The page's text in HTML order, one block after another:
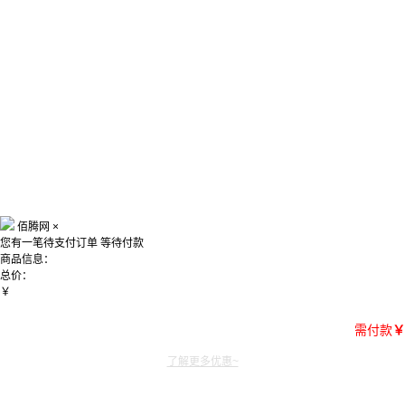
佰腾网 ×
您有一笔待支付订单 等待付款
商品信息：
总价：
￥
需付款￥
了解更多优惠~